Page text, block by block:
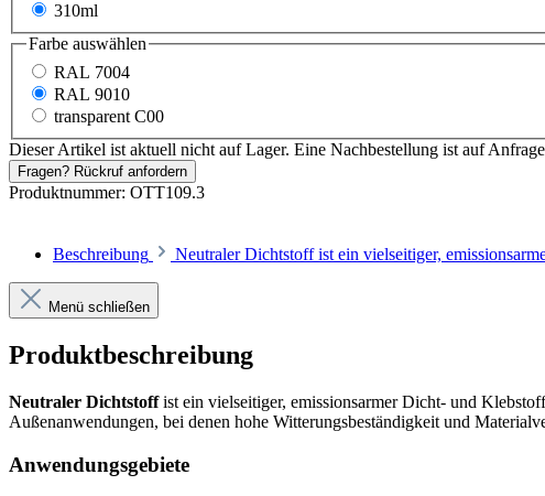
310ml
Farbe auswählen
RAL 7004
RAL 9010
transparent C00
Dieser Artikel ist aktuell nicht auf Lager. Eine Nachbestellung ist auf
Fragen? Rückruf anfordern
Produktnummer: OTT109.3
Beschreibung Neutraler Dichtstoff ist ein vielseitiger,
Menü schließen
Produktbeschreibung
Neutraler Dichtstoffist ein vielseitiger, emissionsarmer Dicht- und
Außenanwendungen, bei denen hohe Witterungsbeständigkeit und
Anwendungsgebiete